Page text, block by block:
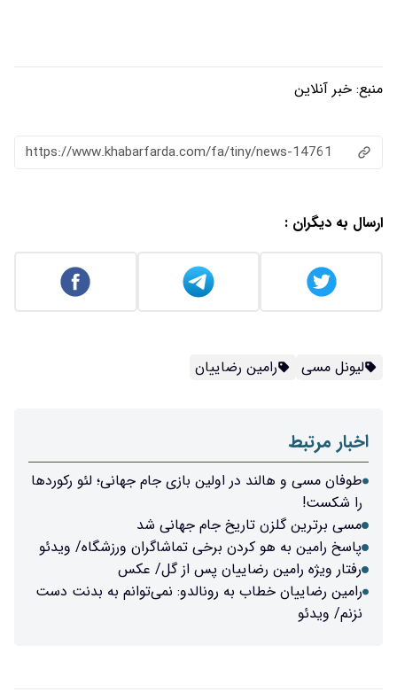
منبع: خبر آنلاین
https://www.khabarfarda.com/fa/tiny/news-14761
ارسال به دیگران :
لیونل مسی رامین رضاییان
اخبار مرتبط
طوفان مسی و هالند در اولین بازی جام جهانی؛ لئو رکوردها
را شکست!
مسی برترین گلزن تاریخ جام جهانی شد
پاسخ رامین به هو کردن برخی تماشاگران ورزشگاه/ ویدئو
رفتار ویژه رامین رضاییان پس از گل/ عکس
رامین رضاییان خطاب به رونالدو: نمی‌توانم به بدنت دست
نزنم/ ویدئو